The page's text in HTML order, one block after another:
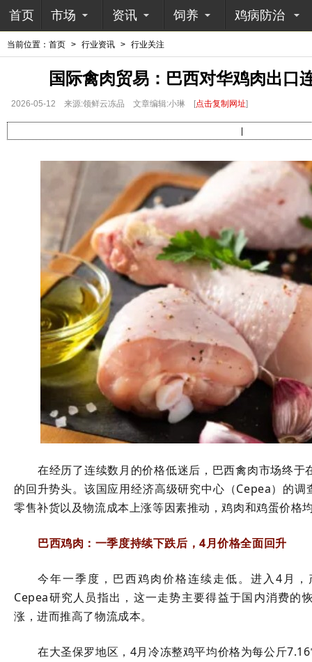
首页 市场 资讯 饲养 鸡病防治
当前位置： 首页 > 行业资讯 > 行业关注
国际禽肉贸易：巴西对华鸡肉出口
2026-05-12 来源:领鲜云冻品 文章编辑:小琳 [点击复制网址]
在经历了连续数月的价格低迷后，巴西禽肉市场终于
的回升势头。该国应用经济高级研究中心（Cepea）的调
零售补货以及物流成本上涨等因素推动，鸡肉和鸡蛋价格
巴西鸡肉：一季度持续下跌后，4月价格全面回升
今年一季度，巴西鸡肉价格连续走低。进入4月
Cepea研究人员指出，这一走势主要得益于国内消费的
涨，进而推高了物流成本。
在大圣保罗地区， 4月冷冻整鸡平均价格为每公斤7.16